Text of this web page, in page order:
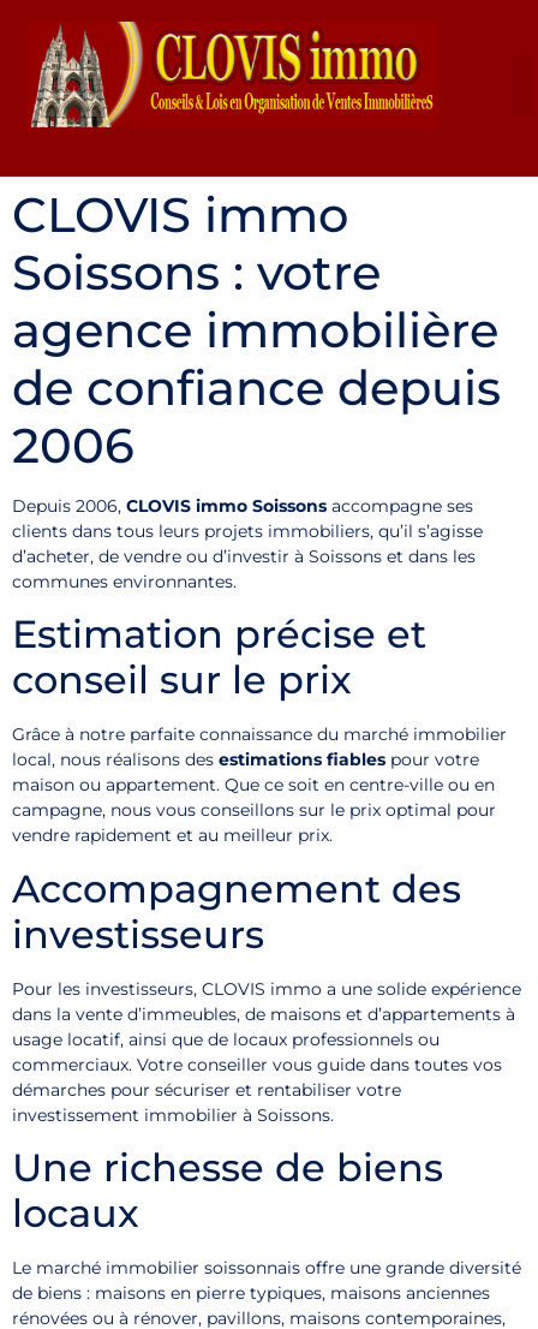
CLOVIS immo
Soissons : votre
agence immobilière
de confiance depuis
2006
Depuis 2006, CLOVIS immo Soissons accompagne ses
clients dans tous leurs projets immobiliers, qu’il s’agisse
d’acheter, de vendre ou d’investir à Soissons et dans les
communes environnantes.
Estimation précise et
conseil sur le prix
Grâce à notre parfaite connaissance du marché immobilier
local, nous réalisons des estimations fiables pour votre
maison ou appartement. Que ce soit en centre-ville ou en
campagne, nous vous conseillons sur le prix optimal pour
vendre rapidement et au meilleur prix.
Accompagnement des
investisseurs
Pour les investisseurs, CLOVIS immo a une solide expérience
dans la vente d’immeubles, de maisons et d’appartements à
usage locatif, ainsi que de locaux professionnels ou
commerciaux. Votre conseiller vous guide dans toutes vos
démarches pour sécuriser et rentabiliser votre
investissement immobilier à Soissons.
Une richesse de biens
locaux
Le marché immobilier soissonnais offre une grande diversité
de biens : maisons en pierre typiques, maisons anciennes
rénovées ou à rénover, pavillons, maisons contemporaines,